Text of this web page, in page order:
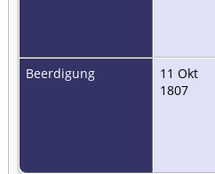
Beerdigung
11 Okt
1807